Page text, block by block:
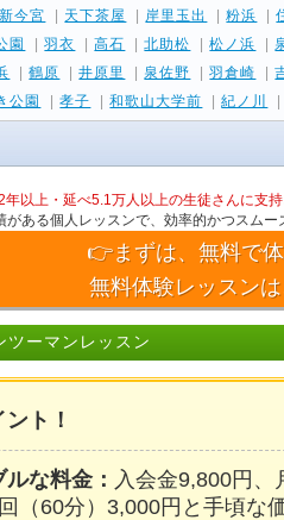
新今宮 天下茶屋 岸里玉出 |粉浜 |
園 |羽衣 |高石 |北助松 |松ノ浜
|鶴原 |井原里 泉佐野 |羽倉崎 |
公園 |孝子 |和歌山大学前 |紀ノ川
年以上・延べ5.1万人以上の生徒さんに支
がある個人レッスンで、効率的かつスムー
👉まずは、無料で
無料体験レッスン
ツーマンレッスン
ト！
な料金： 入会金9,800円、
（60分）3,000円と手頃な